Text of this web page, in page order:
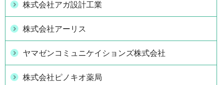
株式会社アガ設計工業
株式会社アーリス
ヤマゼンコミュニケイションズ株式会社
株式会社ピノキオ薬局